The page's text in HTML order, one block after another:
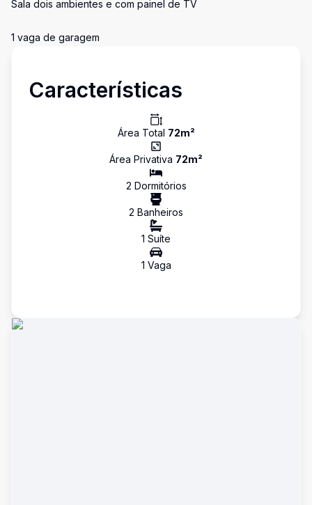
Sala dois ambientes e com painel de TV
1 vaga de garagem
Características
Área Total 72m²
Área Privativa 72m²
2 Dormitórios
2 Banheiros
1 Suíte
1 Vaga